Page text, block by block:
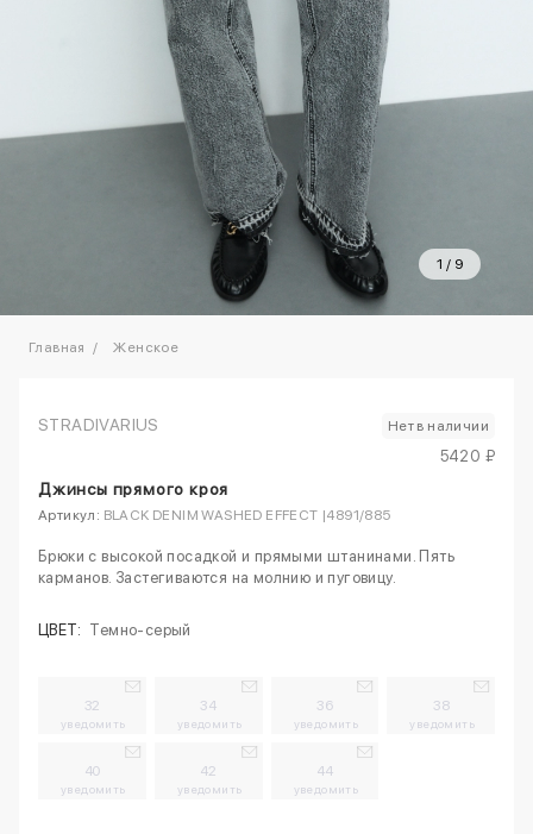
1 / 9
Главная Женское
STRADIVARIUS Нет в наличии
5420 ₽
Джинсы прямого кроя
Артикул: BLACK DENIM WASHED EFFECT |4891/885
Брюки с высокой посадкой и прямыми штанинами. Пять
карманов. Застегиваются на молнию и пуговицу.
ЦВЕТ: Темно-серый
32
уведомить
34
уведомить
36
уведомить
38
уведомить
40
уведомить
42
уведомить
44
уведомить